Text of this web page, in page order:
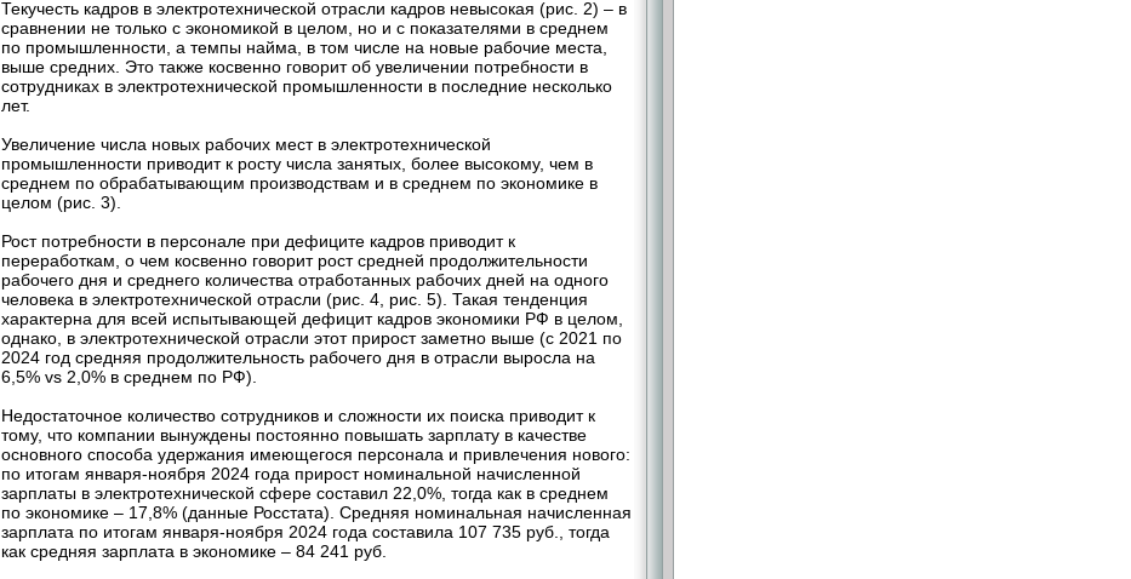
Текучесть кадров в электротехнической отрасли кадров невысокая (рис. 2) – в
сравнении не только с экономикой в целом, но и с показателями в среднем
по промышленности, а темпы найма, в том числе на новые рабочие места,
выше средних. Это также косвенно говорит об увеличении потребности в
сотрудниках в электротехнической промышленности в последние несколько
лет.
Увеличение числа новых рабочих мест в электротехнической
промышленности приводит к росту числа занятых, более высокому, чем в
среднем по обрабатывающим производствам и в среднем по экономике в
целом (рис. 3).
Рост потребности в персонале при дефиците кадров приводит к
переработкам, о чем косвенно говорит рост средней продолжительности
рабочего дня и среднего количества отработанных рабочих дней на одного
человека в электротехнической отрасли (рис. 4, рис. 5). Такая тенденция
характерна для всей испытывающей дефицит кадров экономики РФ в целом,
однако, в электротехнической отрасли этот прирост заметно выше (с 2021 по
2024 год средняя продолжительность рабочего дня в отрасли выросла на
6,5% vs 2,0% в среднем по РФ).
Недостаточное количество сотрудников и сложности их поиска приводит к
тому, что компании вынуждены постоянно повышать зарплату в качестве
основного способа удержания имеющегося персонала и привлечения нового:
по итогам января-ноября 2024 года прирост номинальной начисленной
зарплаты в электротехнической сфере составил 22,0%, тогда как в среднем
по экономике – 17,8% (данные Росстата). Средняя номинальная начисленная
зарплата по итогам января-ноября 2024 года составила 107 735 руб., тогда
как средняя зарплата в экономике – 84 241 руб.